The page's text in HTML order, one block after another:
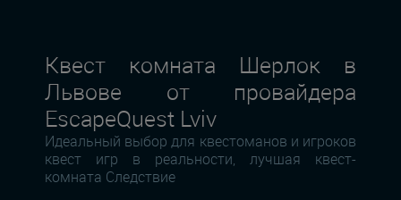
Квест комната Шерлок в
Львове от провайдера
EscapeQuest Lviv
Идеальный выбор для квестоманов и игроков
квест игр в реальности, лучшая квест-
комната Следствие